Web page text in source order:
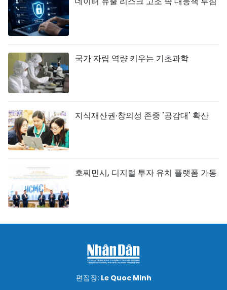
국가 자립 역량 키우는 기초과학
지식재산권·창의성 존중 '공감대' 확산
호찌민시, 디지털 투자 유치 플랫폼 가동
편집장: Le Quoc Minh